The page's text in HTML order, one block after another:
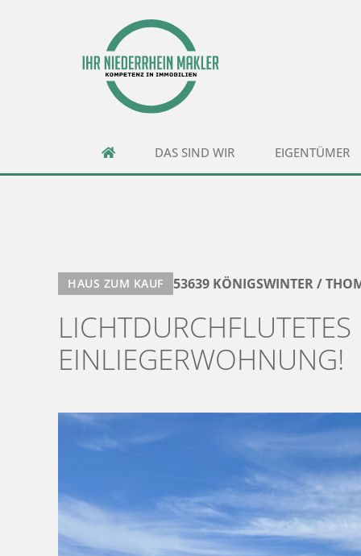
DAS SIND WIR EIGENTÜMER
HAUS ZUM KAUF 53639 KÖNIGSWINTER /
EINLIEGERWOHNUNG!